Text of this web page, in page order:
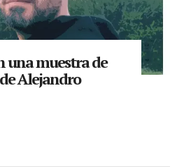
una muestra de
Alejandro